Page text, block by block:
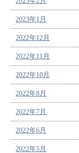
2023年1月
2022年12月
2022年11月
2022年10月
2022年8月
2022年7月
2022年6月
2022年5月